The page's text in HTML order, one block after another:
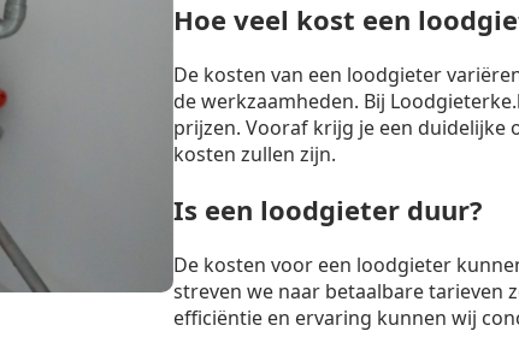
Hoe veel kost een
De kosten van een loodgieter
de werkzaamheden. Bij
prijzen. Vooraf krijg je een duidelijke
kosten zullen zijn.
Is een loodgieter duur?
De kosten voor een loodgieter
streven we naar betaalbare tarieven
efficiëntie en ervaring kunnen wij